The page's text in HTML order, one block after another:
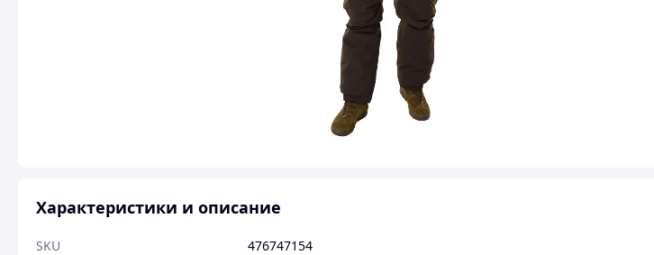
Характеристики и описание
SKU
476747154